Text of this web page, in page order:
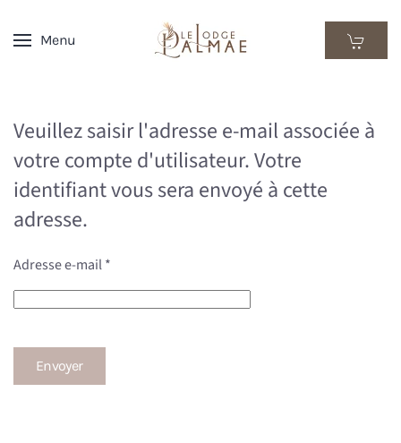
Skip
Menu
Veuillez saisir l'adresse e-mail associée à
votre compte d'utilisateur. Votre
identifiant vous sera envoyé à cette
adresse.
Adresse e-mail*
Envoyer